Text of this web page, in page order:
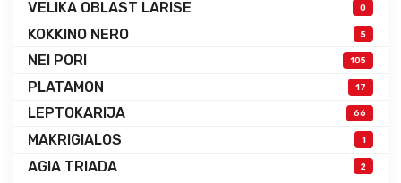
VELIKA OBLAST LARISE 0
KOKKINO NERO 5
NEI PORI 105
PLATAMON 17
LEPTOKARIJA 66
MAKRIGIALOS 1
AGIA TRIADA 2